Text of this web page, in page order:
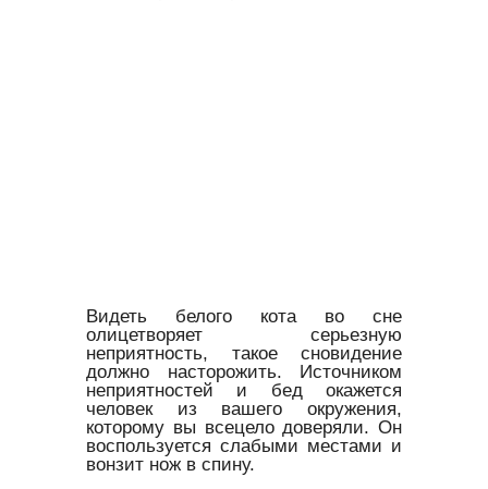
Видеть белого кота во сне
олицетворяет серьезную
неприятность, такое сновидение
должно насторожить. Источником
неприятностей и бед окажется
человек из вашего окружения,
которому вы всецело доверяли. Он
воспользуется слабыми местами и
вонзит нож в спину.